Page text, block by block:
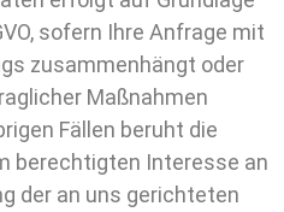
sofern Ihre Anfrage mit
zusammenhängt oder
Maßnahmen
Fällen beruht die
berechtigten Interesse an
der an uns gerichteten